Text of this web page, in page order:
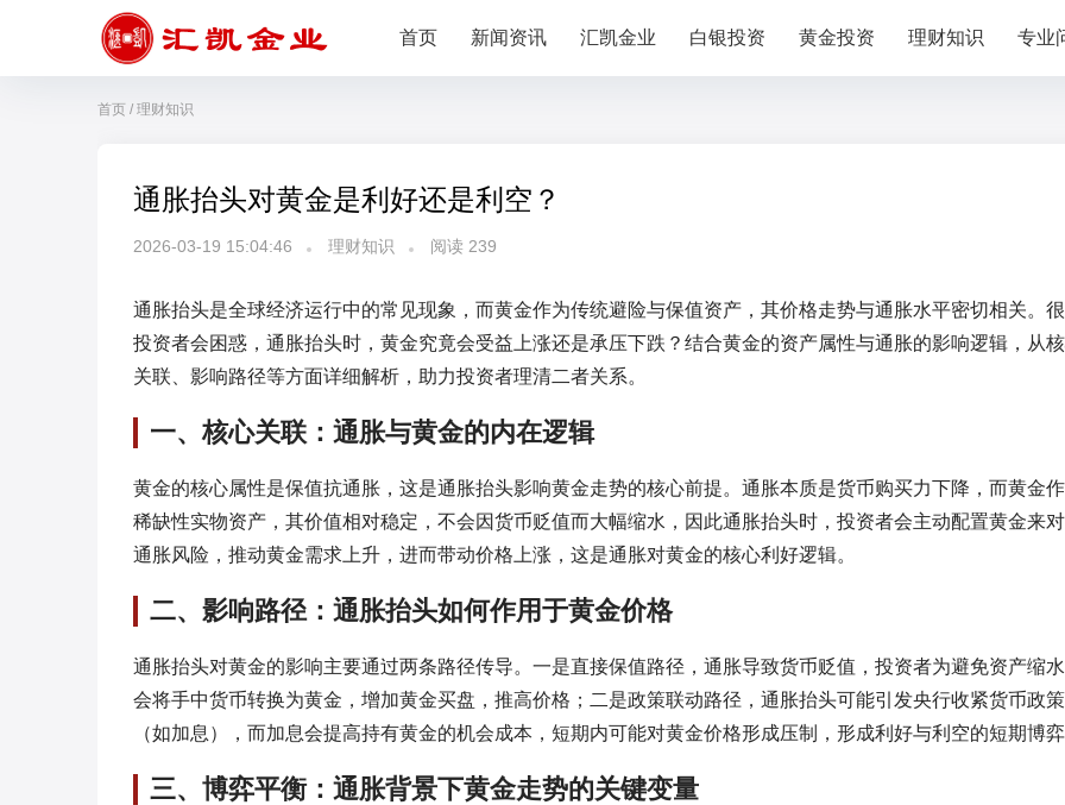
首页 新闻资讯 汇凯金业 白银投资 黄金投资 理财知识 专业
首页 / 理财知识
通胀抬头对黄金是利好还是利空？
2026-03-19 15:04:46 理财知识 阅读 239
通胀抬头是全球经济运行中的常见现象，而黄金作为传统避险与保值资产，其价格走势与通胀水平密切相关。
投资者会困惑，通胀抬头时，黄金究竟会受益上涨还是承压下跌？结合黄金的资产属性与通胀的影响逻辑，从
关联、影响路径等方面详细解析，助力投资者理清二者关系。
一、核心关联：通胀与黄金的内在逻辑
黄金的核心属性是保值抗通胀，这是通胀抬头影响黄金走势的核心前提。通胀本质是货币购买力下降，而黄金
稀缺性实物资产，其价值相对稳定，不会因货币贬值而大幅缩水，因此通胀抬头时，投资者会主动配置黄金来
通胀风险，推动黄金需求上升，进而带动价格上涨，这是通胀对黄金的核心利好逻辑。
二、影响路径：通胀抬头如何作用于黄金价格
通胀抬头对黄金的影响主要通过两条路径传导。一是直接保值路径，通胀导致货币贬值，投资者为避免资产缩水
会将手中货币转换为黄金，增加黄金买盘，推高价格；二是政策联动路径，通胀抬头可能引发央行收紧货币政策
（如加息），而加息会提高持有黄金的机会成本，短期内可能对黄金价格形成压制，形成利好与利空的短期博弈
三、博弈平衡：通胀背景下黄金走势的关键变量